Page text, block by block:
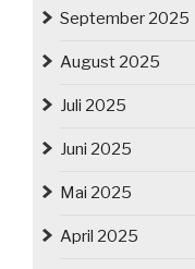
September 2025
August 2025
Juli 2025
Juni 2025
Mai 2025
April 2025